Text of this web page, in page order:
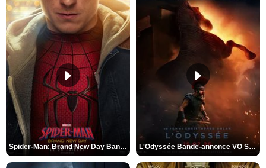
Spider-Man: Brand New Day Bande-annonce VO STFR L'Odyssée Bande-annonce VO STFR